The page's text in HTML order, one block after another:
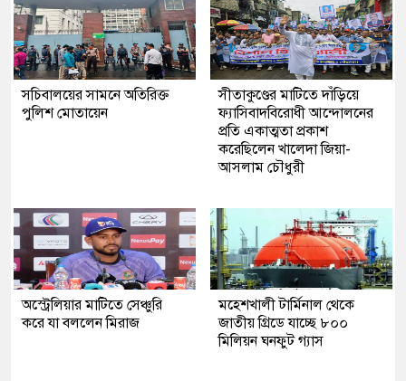
সচিবালয়ের সামনে অতিরিক্ত
পুলিশ মোতায়েন
সীতাকুণ্ডের মাটিতে দাঁড়িয়ে
ফ্যাসিবাদবিরোধী আন্দোলনের
প্রতি একাত্মতা প্রকাশ
করেছিলেন খালেদা জিয়া-
আসলাম চৌধুরী
অস্ট্রেলিয়ার মাটিতে সেঞ্চুরি
করে যা বললেন মিরাজ
মহেশখালী টার্মিনাল থেকে
জাতীয় গ্রিডে যাচ্ছে ৮০০
মিলিয়ন ঘনফুট গ্যাস